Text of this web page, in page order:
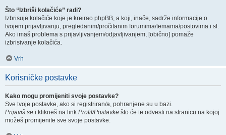
Što “Izbriši kolačiće” radi?
Izbrisuje kolačiće koje je kreirao phpBB, a koji, inače, sadrže informacije o
tvojem prijavljivanju, pregledanim/pročitanim forumima/temama/postovima i sl.
Ako imaš problema s prijavljivanjem/odjavljivanjem, [obično] pomaže
izbrisivanje kolačića.
Vrh
Korisničke postavke
Kako mogu promijeniti svoje postavke?
Sve tvoje postavke, ako si registriran/a, pohranjene su u bazi.
Prijaviš se i klikneš na link Profil/Postavke što će te odvesti na stranicu na kojoj
možeš promijenite sve svoje postavke.